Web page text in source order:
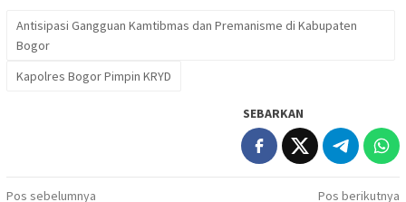
Antisipasi Gangguan Kamtibmas dan Premanisme di Kabupaten
Bogor
Kapolres Bogor Pimpin KRYD
SEBARKAN
Pos sebelumnya Pos berikutnya